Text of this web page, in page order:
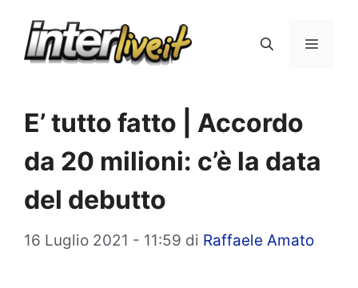
Menu
E’ tutto fatto | Accordo
da 20 milioni: c’è la data
del debutto
16 Luglio 2021 - 11:59 di Raffaele Amato